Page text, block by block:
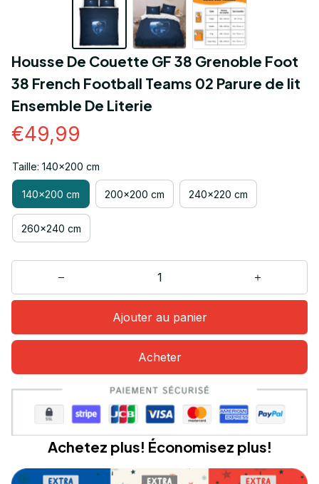
Housse De Couette GF 38 Grenoble Foot
38 French Football Teams 02 Parure de lit
Ensemble De Literie
€49,99
Taille: 140x200 cm
140x200 cm 200x200 cm 240x220 cm
260x240 cm
Ajouter au panier
Acheter
Achetez plus! Économisez plus!